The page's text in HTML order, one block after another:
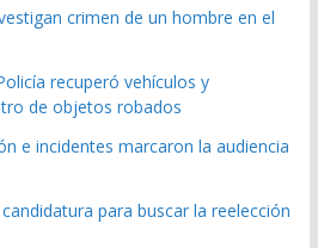
crimen de un hombre en el
recuperó vehículos y
de objetos robados
e incidentes marcaron la audiencia
para buscar la reelección